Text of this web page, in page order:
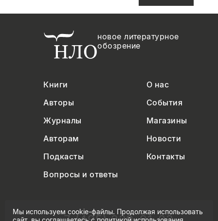
новое литературное
обозрение
Книги
О нас
Авторы
События
Журналы
Магазины
Авторам
Новости
Подкасты
Контакты
Вопросы и ответы
Мы используем cookie-файлы. Продолжая использовать